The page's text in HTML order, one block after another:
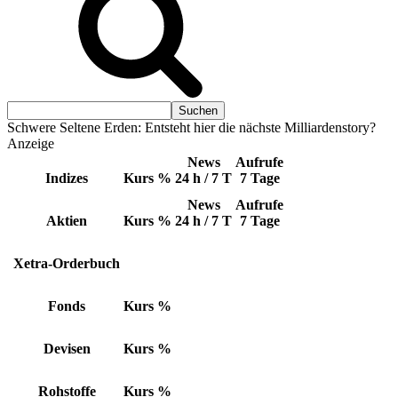
Schwere Seltene Erden: Entsteht hier die nächste Milliardenstory?
Anzeige
Indizes Kurs %
News
24 h / 7 T
Aufrufe
7 Tage
Aktien Kurs %
News
24 h / 7 T
Aufrufe
7 Tage
Xetra-Orderbuch
Fonds Kurs %
Devisen Kurs %
Rohstoffe Kurs %